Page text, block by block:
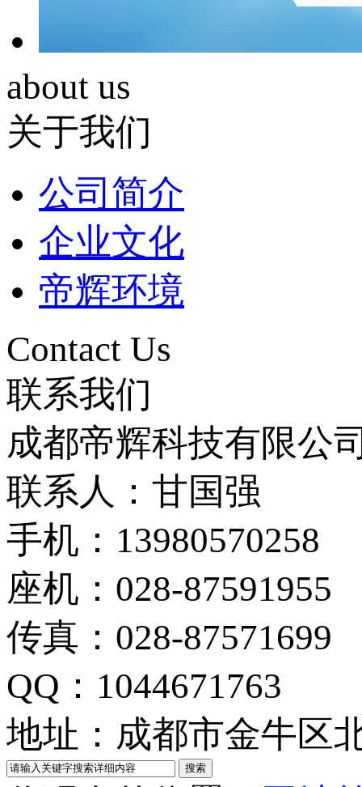
about us
关于我们
公司简介
企业文化
帝辉环境
Contact Us
联系我们
成都帝辉科技有限公
联系人：甘国强
手机：13980570258
座机：028-87591955
传真：028-87571699
QQ：1044671763
地址：成都市金牛区